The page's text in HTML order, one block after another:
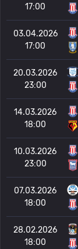
17:00
03.04.2026
17:00
20.03.2026
23:00
14.03.2026
18:00
10.03.2026
23:00
07.03.2026
18:00
28.02.2026
18:00